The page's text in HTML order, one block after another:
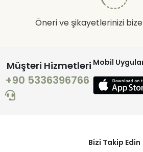
Öneri ve şikayetlerinizi
Müşteri Hizmetleri
+90 5336396766
Mobil
Bizi Takip Edin